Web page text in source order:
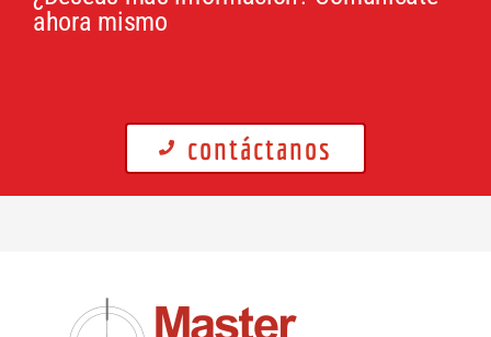
ahora mismo
contáctanos